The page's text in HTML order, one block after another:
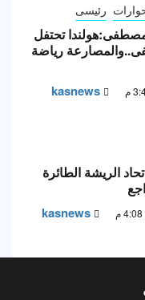
رئيسى
تحتفل
رياضة
kasnews
الريشة الطائرة
kasnews